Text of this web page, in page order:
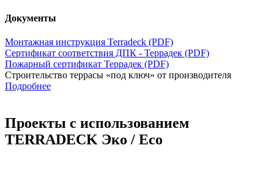
Документы
Монтажная инструкция Terradeck (PDF)
Сертификат соответствия ДПК - Террадек (PDF)
Пожарный сертификат Террадек (PDF)
Строительство террасы «под ключ» от производителя
Подробнее
Проекты с использованием
TERRADECK Эко / Eco